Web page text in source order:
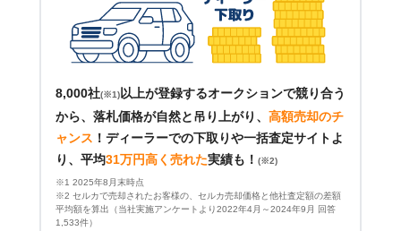
8,000社(※1)以上が登録するオークションで競り合う
から、落札価格が自然と吊り上がり、 高額売却のチ
ャンス ！ ディーラーでの下取りや一括査定サイトよ
り、平均31万円高く売れた実績も！ (※2)
※1 2025年8月末時点
※2 セルカで売却されたお客様の、セルカ売却価格と他社査定額の差額
平均額を算出（当社実施アンケートより2022年4月～2024年9月 回答
1,533件）